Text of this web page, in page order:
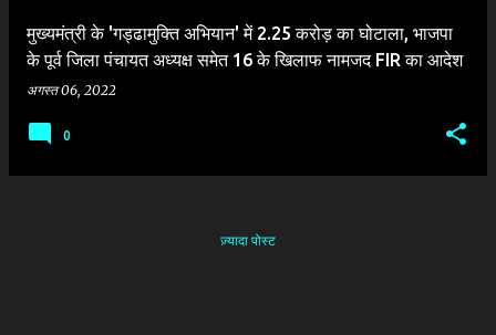
मुख्यमंत्री के 'गड्ढामुक्ति अभियान' में 2.25 करोड़ का घोटाला, भाजपा
के पूर्व जिला पंचायत अध्यक्ष समेत 16 के खिलाफ नामजद FIR का आदेश
अगस्त 06, 2022
0
ज़्यादा पोस्ट